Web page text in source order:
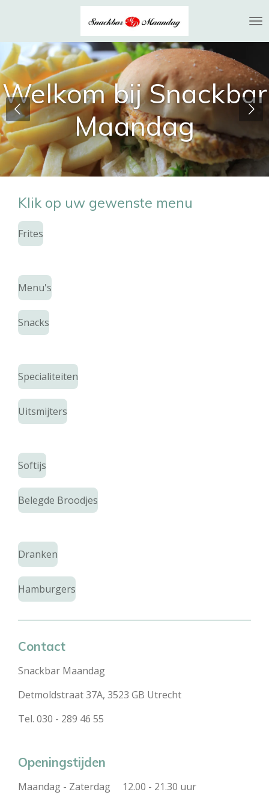
naar
de
hoofdinhoud
Welkom bij Snackbar
Maandag
Klik op uw gewenste menu
Frites
Menu's
Snacks
Specialiteiten
Uitsmijters
Softijs
Belegde Broodjes
Dranken
Hamburgers
Contact
Snackbar Maandag
Detmoldstraat 37A, 3523 GB Utrecht
Tel. 030 - 289 46 55
Openingstijden
Maandag - Zaterdag 12.00 - 21.30 uur